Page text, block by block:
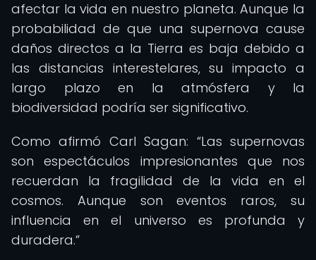
afectar la vida en nuestro planeta. Aunque la
probabilidad de que una supernova cause
daños directos a la Tierra es baja debido a
las distancias interestelares, su impacto a
largo plazo en la atmósfera y la
biodiversidad podría ser significativo.
Como afirmó Carl Sagan:
Las supernovas
son espectáculos impresionantes que nos
recuerdan la fragilidad de la vida en el
cosmos. Aunque son eventos raros, su
influencia en el universo es profunda y
duradera.